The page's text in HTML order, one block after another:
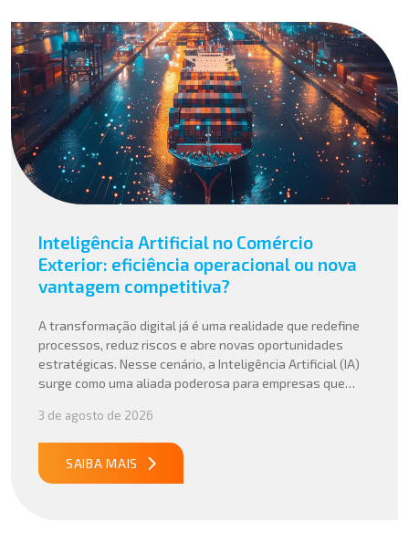
Inteligência Artificial no Comércio
Exterior: eficiência operacional ou nova
vantagem competitiva?
A transformação digital já é uma realidade que redefine
processos, reduz riscos e abre novas oportunidades
estratégicas. Nesse cenário, a Inteligência Artificial (IA)
surge como uma aliada poderosa para empresas que
suas operações internacionais. Mais do que automatizar
tarefas, a IA vem sendo aplicada para interpretar dados
complexos, […]
3 de agosto de 2026
SAIBA MAIS